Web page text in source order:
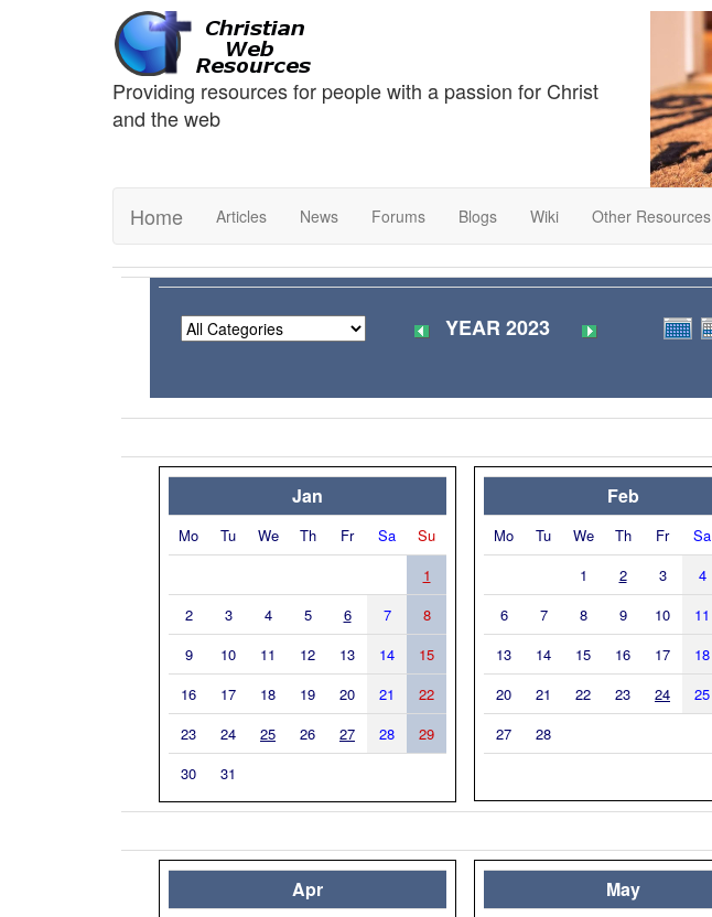
Providing resources for people with a passion for Christ
and the web
Home Articles News Forums Blogs Wiki Other Resources
YEAR 2023
Jan
Mo Tu We Th Fr Sa
Su
1
2
3 4 5 6 7
8
9
10 11 12 13 14
15
16
17 18 19 20 21
22
23
24 25 26 27 28
29
30
31
Feb
Mo Tu We Th Fr Sa
1
2 3 4
6
7 8 9 10 11
13
14 15 16 17 18
20
21 22 23 24 25
27
28
Apr May